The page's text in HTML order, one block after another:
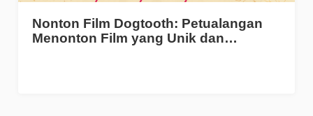
Nonton Film Dogtooth: Petualangan
Menonton Film yang Unik dan…